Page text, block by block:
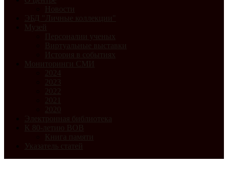
Новости
ЭБД "Личные коллекции"
Музей
Персоналии ученых
Виртуальные выставки
История в событиях
Мониторинги СМИ
2024
2023
2022
2021
2020
Электронная библиотека
К 80-летию ВОВ
Книга памяти
Указатель статей